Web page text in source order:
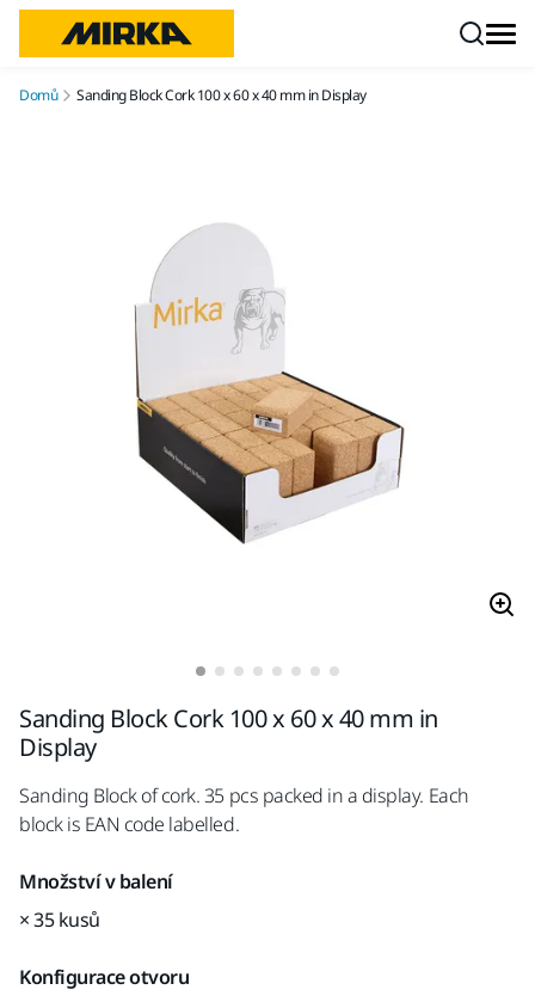
Domů Sanding Block Cork 100 x 60 x 40 mm in Display
Sanding Block Cork 100 x 60 x 40 mm in
Display
Sanding Block of cork. 35 pcs packed in a display. Each
block is EAN code labelled.
Množství v balení
× 35 kusů
Konfigurace otvoru